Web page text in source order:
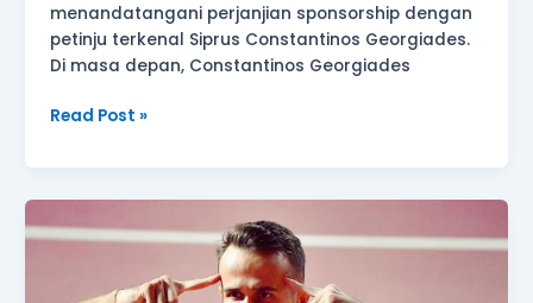
menandatangani perjanjian sponsorship dengan
petinju terkenal Siprus Constantinos Georgiades.
Di masa depan, Constantinos Georgiades
Read Post »
resmi!
Markets